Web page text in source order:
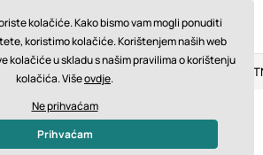
dana Brza dostava od 200 €
kolačiće. Kako bismo vam mogli ponuditi
koristimo kolačiće. Korištenjem naših web
kolačiće u skladu s našim pravilima o korištenju
kolačića. Višeovdje.
Ne prihvaćam
Prihvaćam